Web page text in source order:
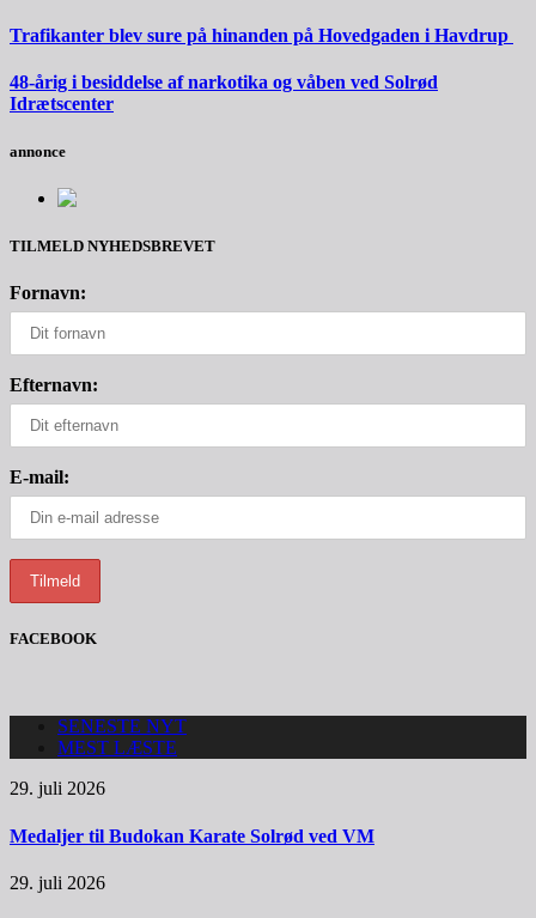
Trafikanter blev sure på hinanden på Hovedgaden i Havdrup
48-årig i besiddelse af narkotika og våben ved Solrød
Idrætscenter
annonce
TILMELD NYHEDSBREVET
Fornavn:
Efternavn:
E-mail:
FACEBOOK
SENESTE NYT
MEST LÆSTE
29. juli 2026
Medaljer til Budokan Karate Solrød ved VM
29. juli 2026